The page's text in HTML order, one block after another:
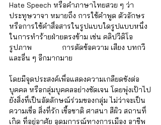
Hate Speech หรือคำภาษาไทยสวย ๆ ว่า
ประทุษวาจา หมายถึง การใช้คำพูด ตัวอักษร
หรือการใช้คำสื่อสารในรูปแบบใดรูปแบบหนึ่ง
ในการทำร้ายฝ่ายตรงข้าม เช่น คลิปวีดิโอ
รูปภาพ               การตัดข้อความ เสียง บทกวี
และอี่น ๆ อีกมากมาย
โดยมีจุดประสงค์เพื่อแสดงความเกลียดชังต่อ
บุคคล หรือกลุ่มบุคคลอย่างชัดเจน โดยพุ่งเป้าไป
ยังสิ่งที่เป็นอัตลักษณ์ร่วมของกลุ่ม ไม่ว่าจะเป็น
ความเชื่อ สิ่งที่รัก เชื้อชาติ ศาสนา สีผิว สถานที่
เกิด ที่อยู่อาศัย อุดมการณ์ทางการเมือง อาชีพ